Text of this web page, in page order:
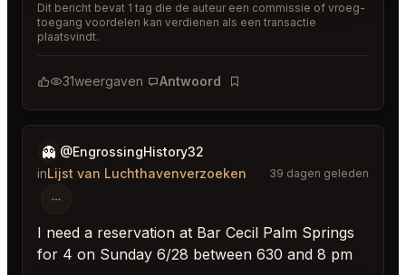
Dit bericht bevat 1 tag die de auteur een commissie of vroeg-
toegang voordelen kan verdienen als een transactie
plaatsvindt.
31weergaven Antwoord
Bladwijzer
👻 @EngrossingHistory32
inLijst van Luchthavenverzoeken 39 dagen geleden
I need a reservation at Bar Cecil Palm Springs
for 4 on Sunday 6/28 between 630 and 8 pm